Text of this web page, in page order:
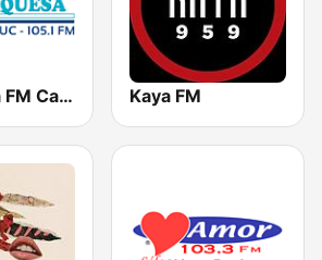
Turquesa FM Cancún Kaya FM